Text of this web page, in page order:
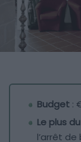
Budget :
Le plus
l’arrêt